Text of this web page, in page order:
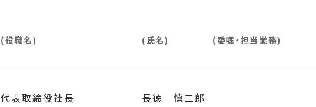
(役職名) (氏名) (委嘱・担当業務)
代表取締役社長 長徳 慎二郎